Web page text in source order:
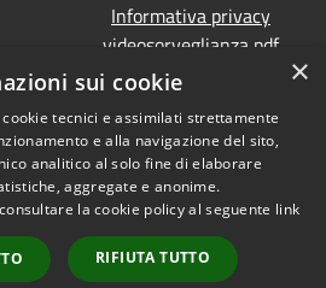
Informativa privacy
videosorveglianza pdf
Dichiarazione di
Obiettivi accessibilità
Prevenzione della
corruzione - Segnalazione
di illeciti(Whistleblowing)
Statistiche Web
×
sui cookie
tecnici e assimilati strettamente
e alla navigazione del sito,
analitico al solo fine di elaborare
aggregate e anonime.
la cookie policy al seguente link
RIFIUTA TUTTO